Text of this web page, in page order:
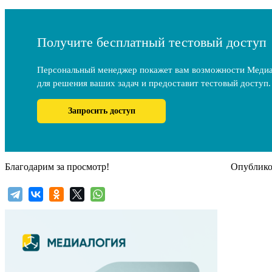
Получите бесплатный тестовый доступ
Персональный менеджер покажет вам возможности
для решения ваших задач и предоставит тестовый доступ.
Запросить доступ
Благодарим за просмотр!